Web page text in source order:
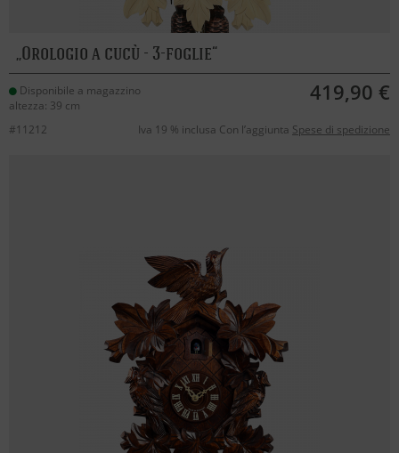
Orologio a cucù - 3-foglie
Disponibile a magazzino
altezza: 39 cm
419,90 €
#11212 Iva 19 % inclusa Con l’aggiunta Spese di spedizione